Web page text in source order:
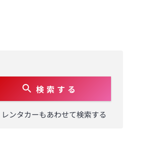
検 索 す る
レンタカーもあわせて検索する